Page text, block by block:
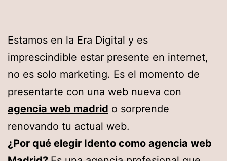
Estamos en la Era Digital y es
imprescindible estar presente en internet,
no es solo marketing. Es el momento de
presentarte con una web nueva con
agencia web madrid o sorprende
renovando tu actual web.
¿Por qué elegir Idento como agencia web